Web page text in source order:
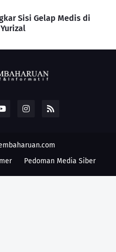
Sisi Gelap Medis di
Pedoman Media Siber